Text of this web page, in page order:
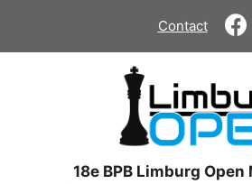
de
Contact
18e BPB Limburg